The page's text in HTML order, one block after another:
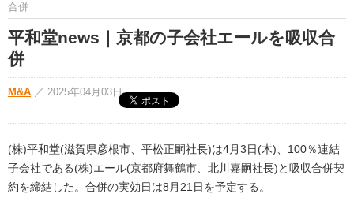
合併
平和堂news｜京都の子会社エールを吸収合
併
M&A ／ 2025年04月03日
(株)平和堂(滋賀県彦根市、平松正嗣社長)は4月3日(木)、100％連結
子会社である(株)エール(京都府舞鶴市、北川嘉嗣社長)と吸収合併契
約を締結した。合併の実効日は8月21日を予定する。